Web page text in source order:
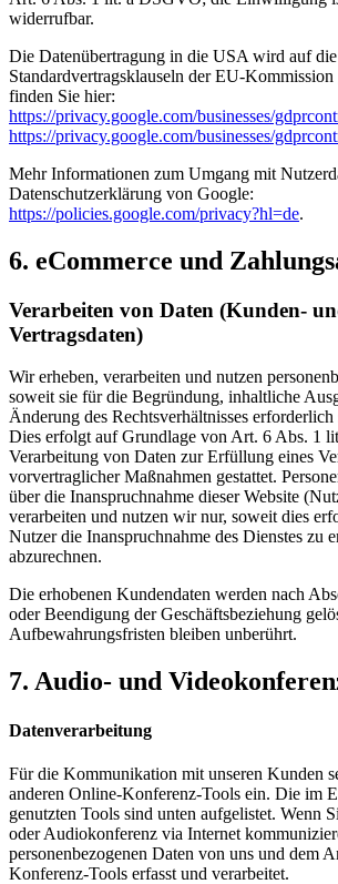
widerrufbar.
Die Datenübertragung in die USA wird auf die
Standardvertragsklauseln der EU-
finden Sie hier:
https://privacy.google.com/businesses/
https://privacy.google.com/businesses/
Mehr Informationen zum Umgang mit
Datenschutzerklärung von Google:
https://policies.google.com/privacy?hl=de.
6. eCommerce und
Verarbeiten von Daten (Kunden-
Vertragsdaten)
Wir erheben, verarbeiten und nutzen
soweit sie für die Begründung, inhaltliche
Änderung des Rechtsverhältnisses erforderlich
Dies erfolgt auf Grundlage von Art. 6 Abs. 1
Verarbeitung von Daten zur Erfüllung eines
vorvertraglicher Maßnahmen gestattet.
über die Inanspruchnahme dieser Website
verarbeiten und nutzen wir nur, soweit dies
Nutzer die Inanspruchnahme des Dienstes zu
abzurechnen.
Die erhobenen Kundendaten werden nach
oder Beendigung der Geschäftsbeziehung
Aufbewahrungsfristen bleiben unberührt.
7. Audio- und
Datenverarbeitung
Für die Kommunikation mit unseren Kunden
anderen Online-Konferenz-Tools ein. Die im
genutzten Tools sind unten aufgelistet. Wenn
oder Audiokonferenz via Internet
personenbezogenen Daten von uns und dem
Konferenz-Tools erfasst und verarbeitet.